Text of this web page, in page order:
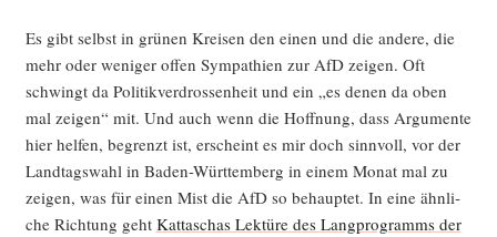
Es gibt selbst in grü­nen Krei­sen den einen und die ande­re, die
mehr oder weni­ger offen Sym­pa­thien zur AfD zei­gen. Oft
schwingt da Poli­tik­ver­dros­sen­heit und ein „es denen da oben
mal zei­gen“ mit. Und auch wenn die Hoff­nung, dass Argu­men­te
hier hel­fen, begrenzt ist, erscheint es mir doch sinn­voll, vor der
Land­tags­wahl in Baden-Würt­tem­berg in einem Monat mal zu
zei­gen, was für einen Mist die AfD so behaup­tet. In eine ähn­li­
che Rich­tung geht Kat­ta­schas Lek­tü­re des Lang­pro­gramms der